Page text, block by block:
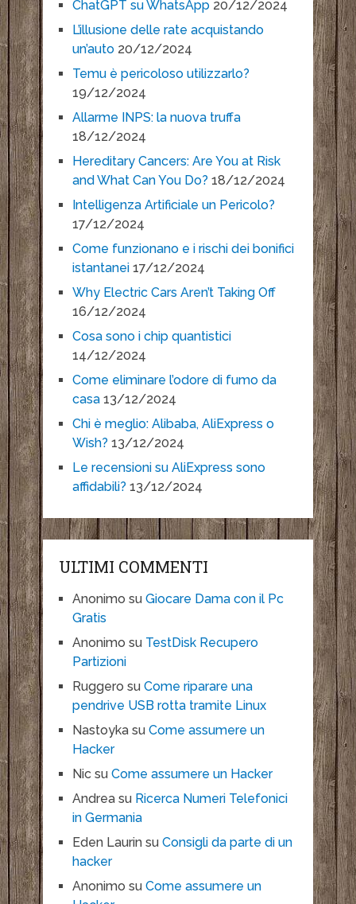
ChatGPT su WhatsApp 20/12/2024
L’illusione delle rate acquistando
un’auto 20/12/2024
Temu è pericoloso utilizzarlo?
19/12/2024
Allarme INPS: la nuova truffa
18/12/2024
Hereditary Cancers: Are You at Risk
and What Can You Do? 18/12/2024
Intelligenza Artificiale un Pericolo?
17/12/2024
Come funzionano e i rischi dei bonifici
istantanei 17/12/2024
Why Electric Cars Aren’t Taking Off
16/12/2024
Cosa sono i chip quantistici
14/12/2024
Come eliminare l’odore di fumo da
casa 13/12/2024
Chi è meglio: Alibaba, AliExpress o
Wish? 13/12/2024
Le recensioni su AliExpress sono
affidabili? 13/12/2024
ULTIMI COMMENTI
Anonimo su Giocare Dama con il Pc
Gratis
Anonimo su TestDisk Recupero
Partizioni
Ruggero su Come riparare una
pendrive USB rotta tramite Linux
Nastoykasu Come assumere un
Hacker
Nicsu Come assumere un Hacker
Andreasu Ricerca Numeri Telefonici
in Germania
Eden Laurinsu Consigli da parte di un
hacker
Anonimo su Come assumere un